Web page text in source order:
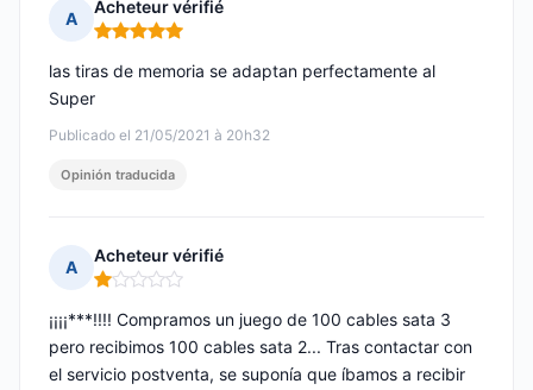
A
Acheteur vérifié
Nota: 5 de 5
Publicado el 21/05/2021 à 20h32
las tiras de memoria se adaptan perfectamente al
Super
Opinión traducida
A
Acheteur vérifié
Nota: 1 de 5
¡¡¡¡***!!!! Compramos un juego de 100 cables sata 3
pero recibimos 100 cables sata 2... Tras contactar con
el servicio postventa, se suponía que íbamos a recibir